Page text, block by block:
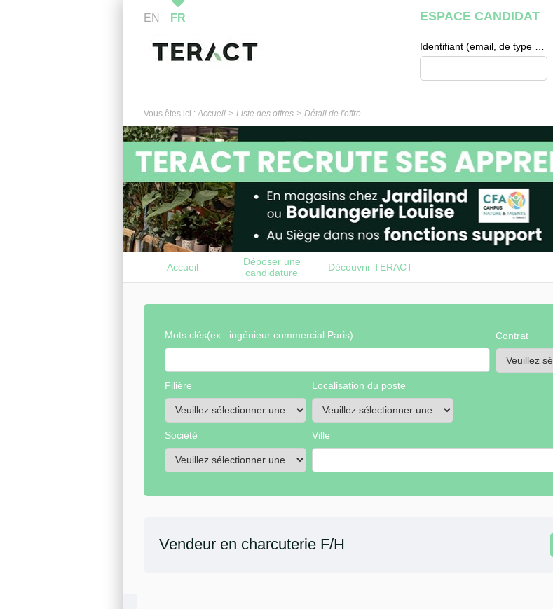
EN FR ESPACE CANDIDAT
Vous êtes ici : Accueil Liste des offres Détail de l'offre
Accueil
Déposer une
candidature
spontanée
Découvrir TERACT
Mots clés(ex : ingénieur commercial Paris) Contrat
Filière Localisation du poste
Société Ville
Vendeur en charcuterie F/H